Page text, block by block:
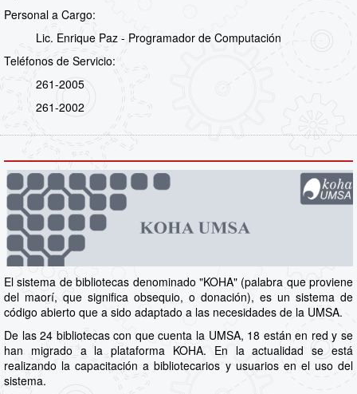
Personal a Cargo:
Lic. Enrique Paz - Programador de Computación
Teléfonos de Servicio:
261-2005
261-2002
El sistema de bibliotecas denominado "KOHA" (palabra que proviene
del maorí, que significa obsequio, o donación), es un sistema de
código abierto que a sido adaptado a las necesidades de la UMSA.
De las 24 bibliotecas con que cuenta la UMSA, 18 están en red y se
han migrado a la plataforma KOHA. En la actualidad se está
realizando la capacitación a bibliotecarios y usuarios en el uso del
sistema.